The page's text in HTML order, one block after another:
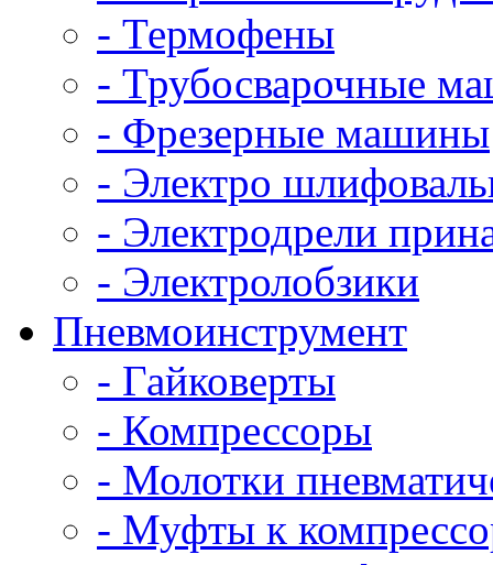
- Термофены
- Трубосварочные
- Фрезерные машины
- Электро
- Электродрели
- Электролобзики
Пневмоинструмент
- Гайковерты
- Компрессоры
- Молотки
- Муфты к